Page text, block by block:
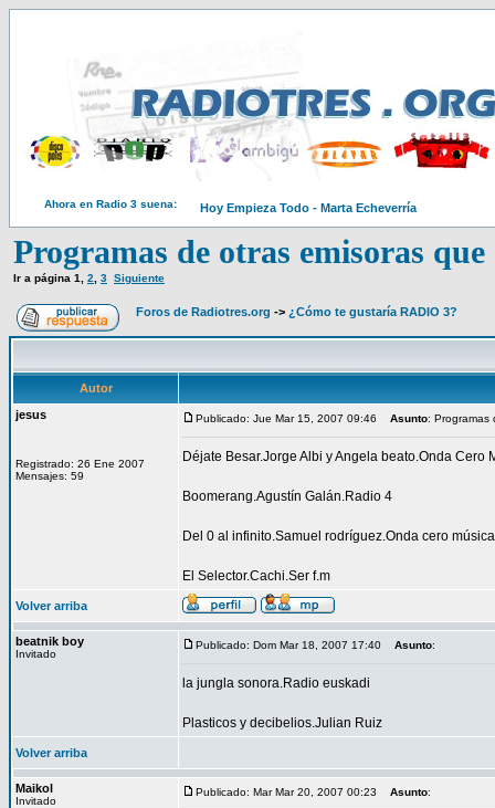
Ahora en Radio 3 suena: Hoy Empieza Todo - Marta Echeverría
Programas de otras emisoras
Ir a página 1 2 3 Siguiente
Foros de Radiotres.org -> ¿Cómo te gustaría RADIO 3?
Autor
jesus
Registrado: 26 Ene 2007
Mensajes: 59
Publicado: Jue Mar 15, 2007 09:46 Asunto: Programas
Déjate Besar.Jorge Albi y Angela beato.Onda Cero
Boomerang.Agustín Galán.Radio 4
Del 0 al infinito.Samuel rodríguez.Onda cero música
El Selector.Cachi.Ser f.m
Volver arriba
beatnik boy
Invitado
Publicado: Dom Mar 18, 2007 17:40 Asunto:
la jungla sonora.Radio euskadi
Plasticos y decibelios.Julian Ruiz
Volver arriba
Maikol
Invitado
Publicado: Mar Mar 20, 2007 00:23 Asunto: